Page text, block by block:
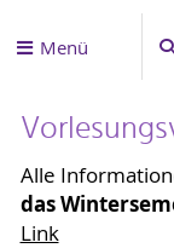
Menü
Alle
das
Link